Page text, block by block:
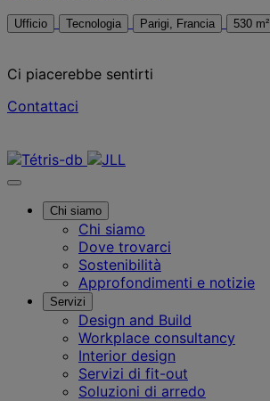
Ufficio Tecnologia Parigi, Francia 530 m²
Ci piacerebbe sentirti
Contattaci
Chi siamo
Chi siamo
Dove trovarci
Sostenibilità
Approfondimenti e notizie
Servizi
Design and Build
Workplace consultancy
Interior design
Servizi di fit-out
Soluzioni di arredo